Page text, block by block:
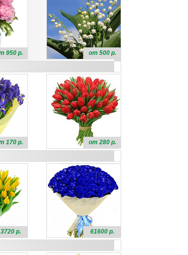
950 р. от 500 р.
170 р. от 280 р.
р. 61600 р.